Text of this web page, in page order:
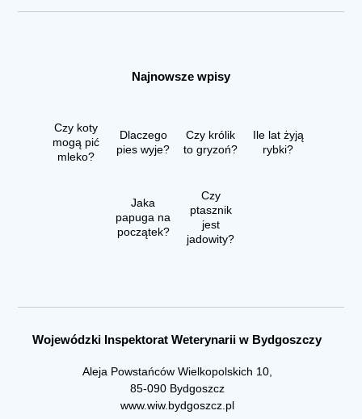
Najnowsze wpisy
Czy koty
mogą pić
mleko?
Dlaczego
pies wyje?
Czy królik
to gryzoń?
Ile lat żyją
rybki?
Jaka
papuga na
początek?
Czy
ptasznik
jest
jadowity?
Wojewódzki Inspektorat Weterynarii w Bydgoszczy
Aleja Powstańców Wielkopolskich 10,
85-090 Bydgoszcz
www.wiw.bydgoszcz.pl